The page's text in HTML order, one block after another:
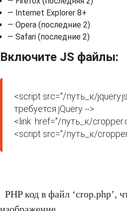
— Internet Explorer 8+
— Opera (последние 2)
— Safari (последние 2)
Включите JS файлы:
<script src="/путь_к/
требуется jQuery -->
<link  href="/путь_к/
<script src="/путь_к/
PHP код в файл ‘crop.php’,